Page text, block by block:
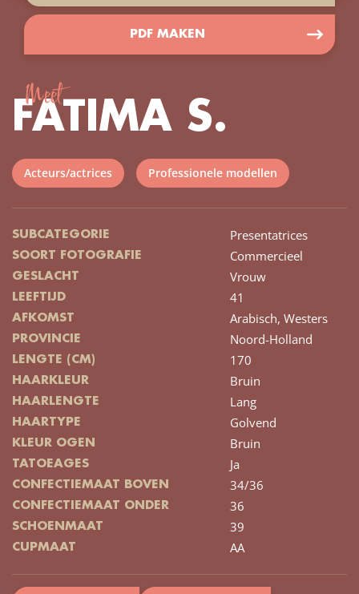
PDF MAKEN
Meet
FATIMA S.
Acteurs/actrices Professionele modellen
SUBCATEGORIE Presentatrices
SOORT FOTOGRAFIE Commercieel
GESLACHT Vrouw
LEEFTIJD 41
AFKOMST Arabisch, Westers
PROVINCIE Noord-Holland
LENGTE (CM) 170
HAARKLEUR Bruin
HAARLENGTE Lang
HAARTYPE Golvend
KLEUR OGEN Bruin
TATOEAGES Ja
CONFECTIEMAAT BOVEN 34/36
CONFECTIEMAAT ONDER 36
SCHOENMAAT 39
CUPMAAT AA